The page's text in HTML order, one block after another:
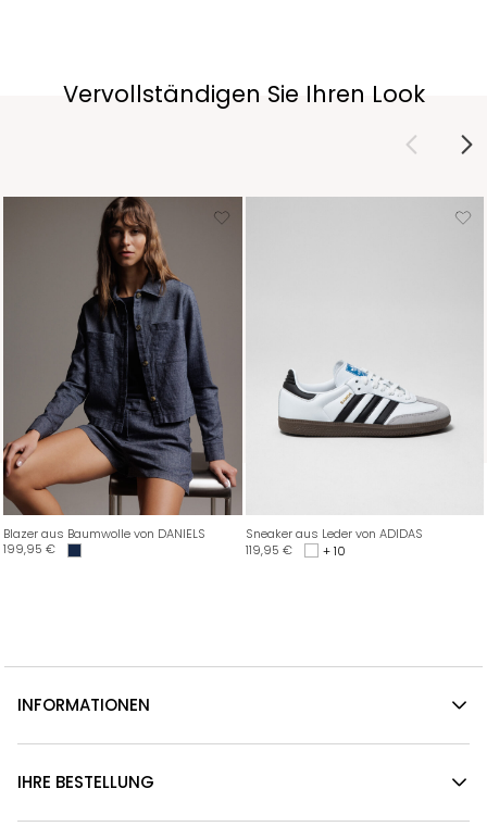
Vervollständigen Sie Ihren Look
Blazer aus Baumwolle von DANIELS
199,95 €
Sneaker aus Leder von ADIDAS
119,95 € + 10
INFORMATIONEN
IHRE BESTELLUNG